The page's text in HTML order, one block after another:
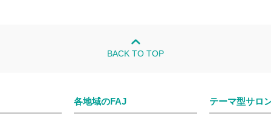
BACK TO TOP
各地域のFAJ テーマ型サロ